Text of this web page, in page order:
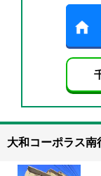
大和コーポラス